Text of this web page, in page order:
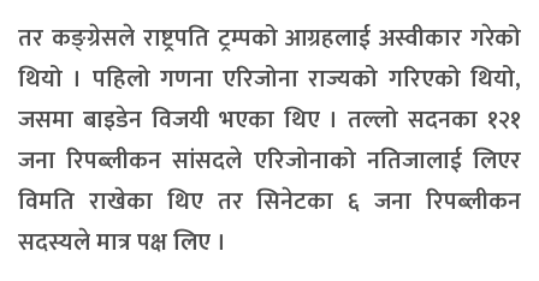
तर कङ्ग्रेसले राष्ट्रपति ट्रम्पको आग्रहलाई अस्वीकार गरेको
थियो । पहिलो गणना एरिजोना राज्यको गरिएको थियो,
जसमा बाइडेन विजयी भएका थिए । तल्लो सदनका १२१
जना रिपब्लीकन सांसदले एरिजोनाको नतिजालाई लिएर
विमति राखेका थिए तर सिनेटका ६ जना रिपब्लीकन
सदस्यले मात्र पक्ष लिए ।